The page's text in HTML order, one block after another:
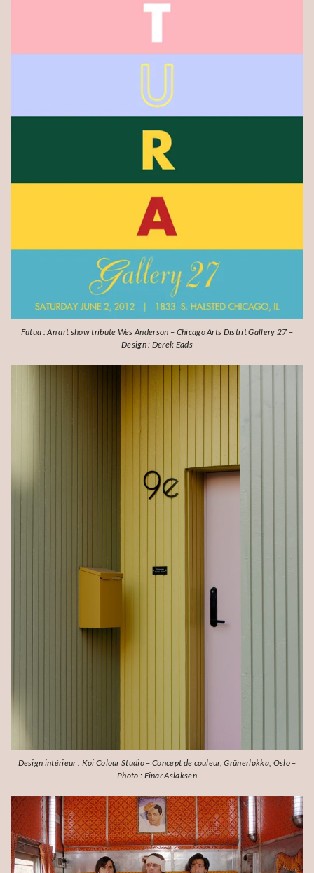
Futua : An art show tribute Wes Anderson – Chicago Arts Distrit Gallery 27 –
Design : Derek Eads
Design intérieur : Koi Colour Studio – Concept de couleur, Grünerløkka, Oslo –
Photo : Einar Aslaksen